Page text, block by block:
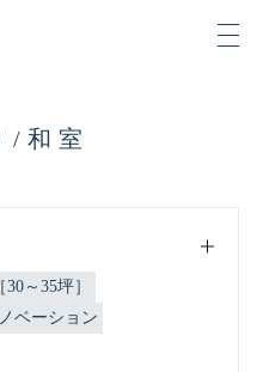
/和室
～35坪］
ベーション